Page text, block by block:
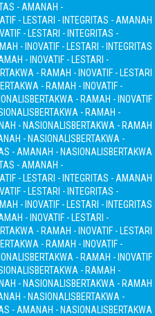
- AMANAH -
- LESTARI - INTEGRITAS - AMANAH
- LESTARI - INTEGRITAS -
- INOVATIF - LESTARI - INTEGRITAS
- INOVATIF - LESTARI -
- RAMAH - INOVATIF - LESTARI
- RAMAH - INOVATIF -
BERTAKWA - RAMAH - INOVATIF
BERTAKWA - RAMAH -
- NASIONALISBERTAKWA - RAMAH
- NASIONALISBERTAKWA -
- AMANAH - NASIONALISBERTAKWA
- AMANAH -
- LESTARI - INTEGRITAS - AMANAH
- LESTARI - INTEGRITAS -
- INOVATIF - LESTARI - INTEGRITAS
- INOVATIF - LESTARI -
- RAMAH - INOVATIF - LESTARI
- RAMAH - INOVATIF -
BERTAKWA - RAMAH - INOVATIF
BERTAKWA - RAMAH -
- NASIONALISBERTAKWA - RAMAH
- NASIONALISBERTAKWA -
- AMANAH - NASIONALISBERTAKWA